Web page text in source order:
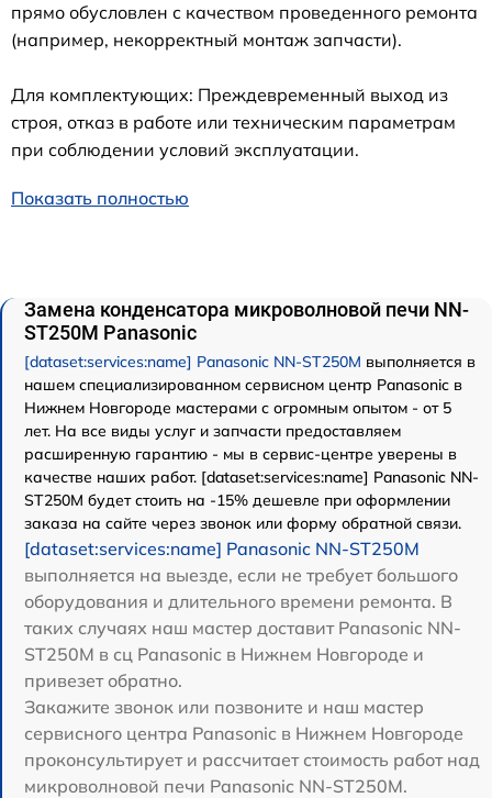
прямо обусловлен с качеством проведенного ремонта
(например, некорректный монтаж запчасти).
Для комплектующих: Преждевременный выход из
строя, отказ в работе или техническим параметрам
при соблюдении условий эксплуатации.
Показать полностью
Замена конденсатора микроволновой печи NN-
ST250M Panasonic
[dataset:services:name] Panasonic NN-ST250M выполняется в
нашем специализированном сервисном центр Panasonic в
Нижнем Новгороде мастерами с огромным опытом - от 5
лет. На все виды услуг и запчасти предоставляем
расширенную гарантию - мы в сервис-центре уверены в
качестве наших работ. [dataset:services:name] Panasonic NN-
ST250M будет стоить на -15% дешевле при оформлении
заказа на сайте через звонок или форму обратной связи.
[dataset:services:name] Panasonic NN-ST250M
выполняется на выезде, если не требует большого
оборудования и длительного времени ремонта. В
таких случаях наш мастер доставит Panasonic NN-
ST250M в сц Panasonic в Нижнем Новгороде и
привезет обратно.
Закажите звонок или позвоните и наш мастер
сервисного центра Panasonic в Нижнем Новгороде
проконсультирует и рассчитает стоимость работ над
микроволновой печи Panasonic NN-ST250M.